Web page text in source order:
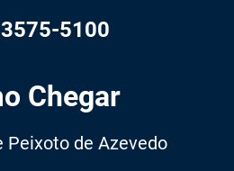
5100
Chegar
Peixoto de Azevedo